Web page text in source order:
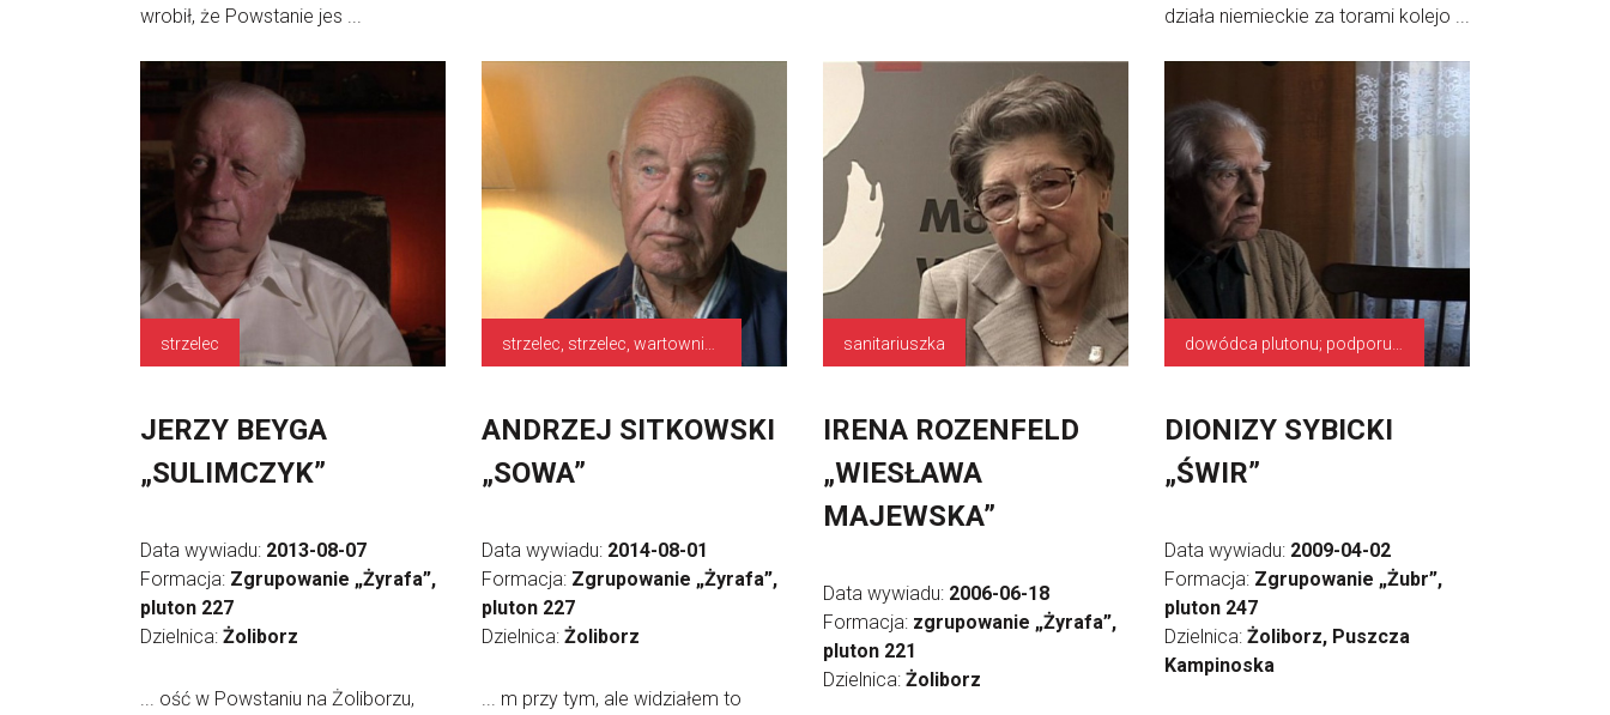
wrobił, że Powstanie jes ...
działa niemieckie za torami kolejo ...
strzelec
JERZY BEYGA
„SULIMCZYK”
Data wywiadu: 2013-08-07
Formacja: Zgrupowanie „Żyrafa”,
pluton 227
Dzielnica: Żoliborz
... ość w Powstaniu na Żoliborzu,
ANDRZEJ SITKOWSKI
„SOWA”
Data wywiadu: 2014-08-01
Formacja: Zgrupowanie „Żyrafa”,
pluton 227
Dzielnica: Żoliborz
... m przy tym, ale widziałem to
sanitariuszka
IRENA ROZENFELD
„WIESŁAWA
MAJEWSKA”
Data wywiadu: 2006-06-18
Formacja: zgrupowanie „Żyrafa”,
pluton 221
Dzielnica: Żoliborz
DIONIZY SYBICKI
„ŚWIR”
Data wywiadu: 2009-04-02
Formacja: Zgrupowanie „Żubr”,
pluton 247
Dzielnica: Żoliborz, Puszcza
Kampinoska